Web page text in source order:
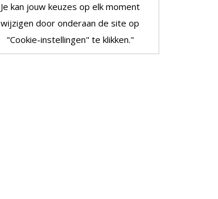
Je kan jouw keuzes op elk moment
wijzigen door onderaan de site op
"Cookie-instellingen" te klikken."